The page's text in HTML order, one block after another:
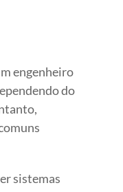
engenheiro
do
sistemas